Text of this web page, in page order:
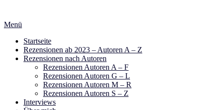
springen
Menü
Startseite
Rezensionen ab 2023 – Autoren A – Z
Rezensionen nach Autoren
Rezensionen Autoren A – F
Rezensionen Autoren G – L
Rezensionen Autoren M – R
Rezensionen Autoren S – Z
Interviews